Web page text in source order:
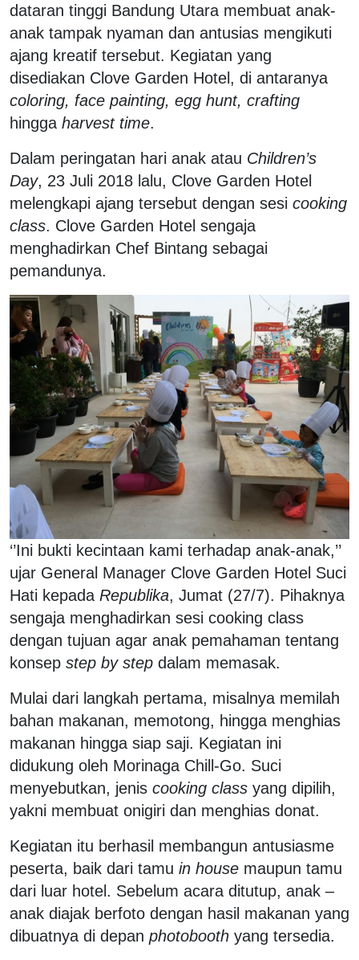
dataran tinggi Bandung Utara membuat anak-
anak tampak nyaman dan antusias mengikuti
ajang kreatif tersebut. Kegiatan yang
disediakan Clove Garden Hotel, di antaranya
coloring, face painting, egg hunt, crafting
hingga harvest time.
Dalam peringatan hari anak atau Children’s
Day, 23 Juli 2018 lalu, Clove Garden Hotel
melengkapi ajang tersebut dengan sesi cooking
class. Clove Garden Hotel sengaja
menghadirkan Chef Bintang sebagai
pemandunya.
‘’Ini bukti kecintaan kami terhadap anak-anak,’’
ujar General Manager Clove Garden Hotel Suci
Hati kepada Republika, Jumat (27/7). Pihaknya
sengaja menghadirkan sesi cooking class
dengan tujuan agar anak pemahaman tentang
konsep step by step dalam memasak.
Mulai dari langkah pertama, misalnya memilah
bahan makanan, memotong, hingga menghias
makanan hingga siap saji. Kegiatan ini
didukung oleh Morinaga Chill-Go. Suci
menyebutkan, jenis cooking class yang dipilih,
yakni membuat onigiri dan menghias donat.
Kegiatan itu berhasil membangun antusiasme
peserta, baik dari tamu in house maupun tamu
dari luar hotel. Sebelum acara ditutup, anak –
anak diajak berfoto dengan hasil makanan yang
dibuatnya di depan photobooth yang tersedia.